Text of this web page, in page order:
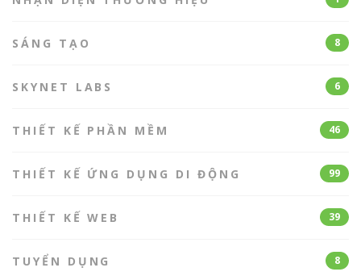
SÁNG TẠO 8
SKYNET LABS 6
THIẾT KẾ PHẦN MỀM 46
THIẾT KẾ ỨNG DỤNG DI ĐỘNG 99
THIẾT KẾ WEB 39
TUYỂN DỤNG 8